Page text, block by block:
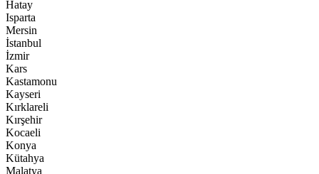
Hatay
Isparta
Mersin
İstanbul
İzmir
Kars
Kastamonu
Kayseri
Kırklareli
Kırşehir
Kocaeli
Konya
Kütahya
Malatya